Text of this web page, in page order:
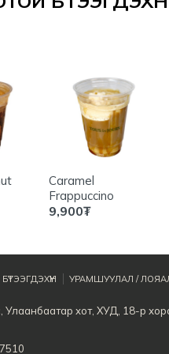
Caramel
Frappuccino
9,900₮
Улаанбаатар хот, ХУД, 18-р
БҮТЭЭГДЭХҮҮН УРАМШУУЛАЛ /